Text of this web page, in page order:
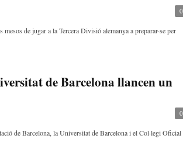
0
de jugar a la Tercera Divisió alemanya a preparar-se per
de Barcelona llancen un
0
de Barcelona, la Universitat de Barcelona i el Col·legi Oficial